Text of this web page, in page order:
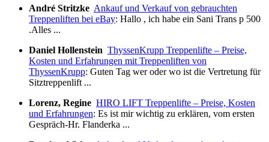
André Stritzke Ankauf und Verkauf von gebrauchten
Treppenliften bei eBay: Hallo , ich habe ein Sani Trans p 500
.Alles ...
Daniel Hollenstein ThyssenKrupp Treppenlifte – Preise,
Kosten und Erfahrungen mit Treppenliften von
ThyssenKrupp: Guten Tag wer oder wo ist die Vertretung für
Sitztreppenlift ...
Lorenz, Regine HIRO LIFT Treppenlifte – Preise, Kosten
und Erfahrungen: Es ist mir wichtig zu erklären, vom ersten
Gespräch-Hr. Flanderka ...